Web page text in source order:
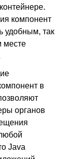
компонент
удобным, так
месте
в
органов
Java